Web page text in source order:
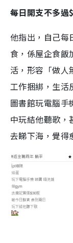
每日開支不多
他指出，自己每
食，係屋企食飯
活，形容「做人
工作捆綁，生活
圖書館玩電腦手
中玩結他聽歌，
去睇下海，覺得